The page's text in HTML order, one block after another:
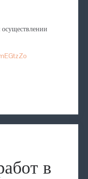
осуществлении
в